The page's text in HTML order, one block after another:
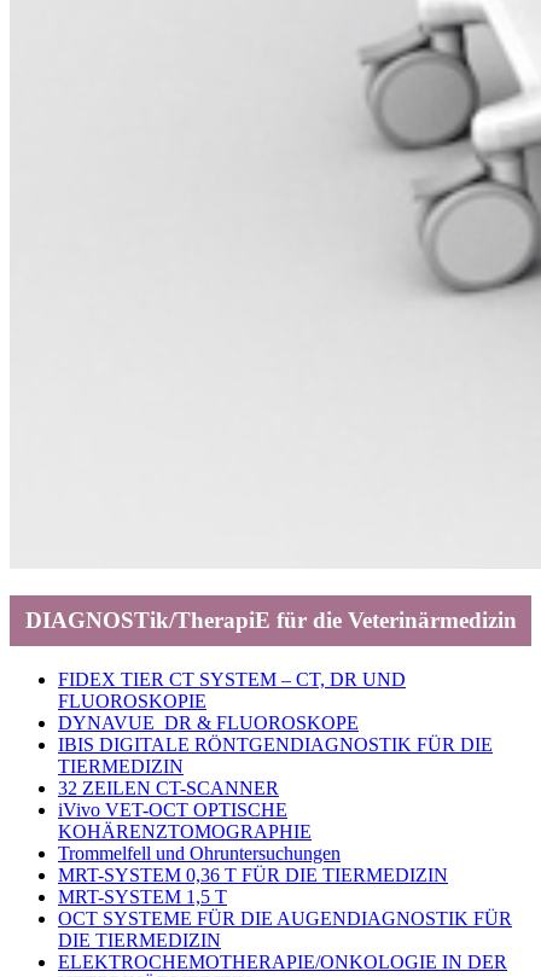
DIAGNOSTik/TherapiE für die Veterinärmedizin
FIDEX TIER CT SYSTEM – CT, DR UND
FLUOROSKOPIE
DYNAVUE DR & FLUOROSKOPE
IBIS DIGITALE RÖNTGENDIAGNOSTIK FÜR DIE
TIERMEDIZIN
32 ZEILEN CT-SCANNER
iVivo VET-OCT OPTISCHE
KOHÄRENZTOMOGRAPHIE
Trommelfell und Ohruntersuchungen
MRT-SYSTEM 0,36 T FÜR DIE TIERMEDIZIN
MRT-SYSTEM 1,5 T
OCT SYSTEME FÜR DIE AUGENDIAGNOSTIK FÜR
DIE TIERMEDIZIN
ELEKTROCHEMOTHERAPIE/ONKOLOGIE IN DER